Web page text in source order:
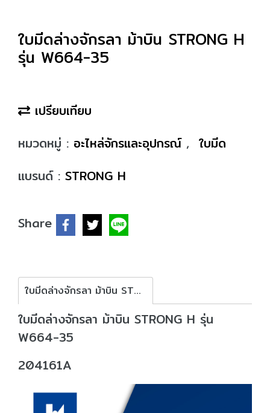
ใบมีดล่างจักรลา ม้าบิน STRONG H
รุ่น W664-35
เปรียบเทียบ
หมวดหมู่ : อะไหล่จักรและอุปกรณ์ , ใบมีด
แบรนด์ : STRONG H
Share
ใบมีดล่างจักรลา ม้าบิน STRONG H รุ่น W664-35
ใบมีดล่างจักรลา ม้าบิน STRONG H รุ่น
W664-35
204161A